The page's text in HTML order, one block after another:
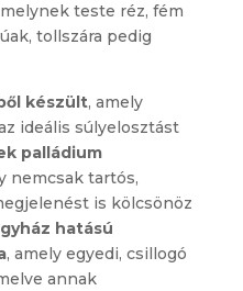
teste réz, fém
tollszára pedig
készült, amely
ideális súlyelosztást
palládium
nemcsak tartós,
is kölcsönöz
hatású
, amely egyedi, csillogó
annak